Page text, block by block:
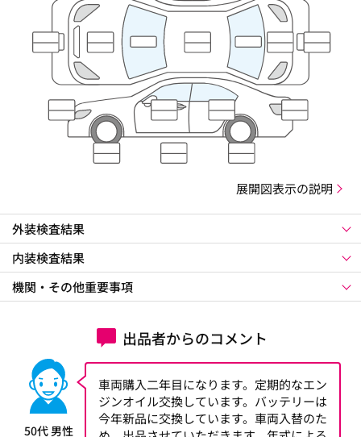
展開図表示の説明
外装検査結果
内装検査結果
機関・その他重要事項
出品者からのコメント
50代 男性
車両購入二年目になります。定期的なエン
ジンオイル交換しています。バッテリーは
今年新品に交換しています。車両入替のた